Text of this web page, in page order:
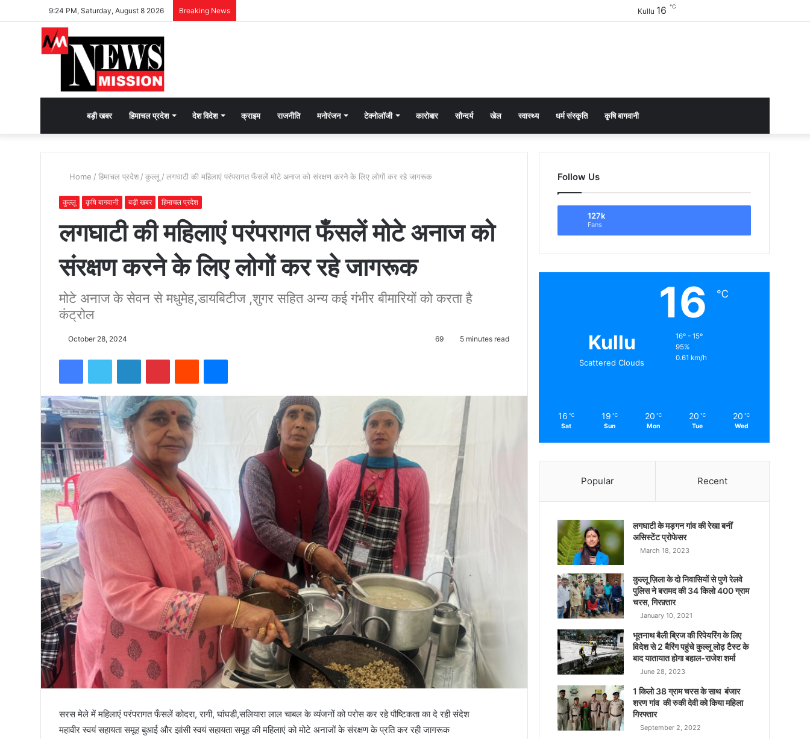
9:24 PM, Saturday, August 8 2026 Breaking News Kullu 16 ℃
भक्ति
भावना
जगाने
को
उंची
चोटी
पर
फहराया
तिरंगा
बड़ी खबर हिमाचल प्रदेश देश विदेश क्राइम राजनीति मनोरंजन टेक्नोलॉजी कारोबार सौन्दर्य खेल स्वास्थ्य धर्म संस्कृति कृषि बागवानी
Home / हिमाचल प्रदेश / कुल्लू / लगघाटी की महिलाएं परंपरागत फँसलें मोटे अनाज को संरक्षण करने के लिए लोगों कर रहे जागरूक
कुल्लू कृषि बागवानी बड़ी खबर हिमाचल प्रदेश
लगघाटी की महिलाएं परंपरागत फँसलें मोटे अनाज को
संरक्षण करने के लिए लोगों कर रहे जागरूक
मोटे अनाज के सेवन से मधुमेह,डायबिटीज ,शुगर सहित अन्य कई गंभीर बीमारियों को करता है
कंट्रोल
October 28, 2024 69 5 minutes read
सरस मेले में महिलाएं परंपरागत फँसलें कोदरा, रागी, घांघडी,सलियारा लाल चाबल के व्यंजनों को परोस कर रहे पौष्टिकता का दे रही संदेश
महावीर स्वयं सहायता समूह बुआई और झांसी स्वयं सहायता समूह की महिलाएं को मोटे अनाजों के संरक्षण के प्रति कर रही जागरूक
Follow Us
127k
Fans
Kullu
Scattered Clouds
16 ℃
16º - 15º
95%
0.61 km/h
16 ℃
Sat
19 ℃
Sun
20 ℃
Mon
20 ℃
Tue
20 ℃
Wed
Popular Recent
लगघाटी के मड़गन गांव की रेखा बनीं
असिस्टेंट प्रोफेसर
March 18, 2023
कुल्लू ज़िला के दो निवासियों से पुणे रेलवे
पुलिस ने बरामद की 34 किलो 400 ग्राम
चरस, गिरफ़्तार
January 10, 2021
भूतनाथ बैली ब्रिज की रिपेयरिंग के लिए
विदेश से 2 बैरिंग पहुंचे कुल्लू लोढ़ टैस्ट के
बाद यातायात होगा बहाल-राजेश शर्मा
June 28, 2023
1 किलो 38 ग्राम चरस के साथ बंजार
शरण गांव की रुकी देवी को किया महिला
गिरफ्तार
September 2, 2022